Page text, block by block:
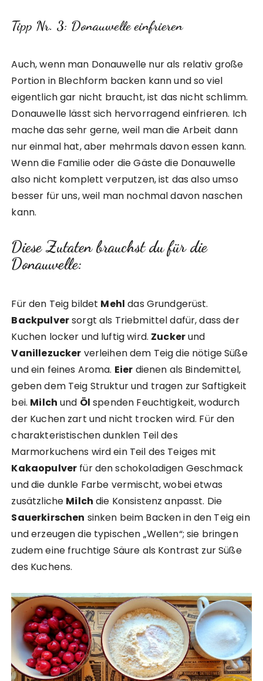
Tipp Nr. 3: Donauwelle einfrieren
Auch, wenn man Donauwelle nur als relativ große
Portion in Blechform backen kann und so viel
eigentlich gar nicht braucht, ist das nicht schlimm.
Donauwelle lässt sich hervorragend einfrieren. Ich
mache das sehr gerne, weil man die Arbeit dann
nur einmal hat, aber mehrmals davon essen kann.
Wenn die Familie oder die Gäste die Donauwelle
also nicht komplett verputzen, ist das also umso
besser für uns, weil man nochmal davon naschen
kann.
Diese Zutaten brauchst du für die
Donauwelle:
Für den Teig bildet Mehl das Grundgerüst.
Backpulversorgt als Triebmittel dafür, dass der
Kuchen locker und luftig wird. Zuckerund
Vanillezucker verleihen dem Teig die nötige Süße
und ein feines Aroma. Eier dienen als Bindemittel,
geben dem Teig Struktur und tragen zur Saftigkeit
bei. Milch und Öl spenden Feuchtigkeit, wodurch
der Kuchen zart und nicht trocken wird. Für den
charakteristischen dunklen Teil des
Marmorkuchens wird ein Teil des Teiges mit
Kakaopulver für den schokoladigen Geschmack
und die dunkle Farbe vermischt, wobei etwas
zusätzliche Milch die Konsistenz anpasst. Die
Sauerkirschen sinken beim Backen in den Teig ein
und erzeugen die typischen „Wellen“; sie bringen
zudem eine fruchtige Säure als Kontrast zur Süße
des Kuchens.